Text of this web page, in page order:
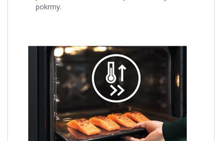
pokrmy.